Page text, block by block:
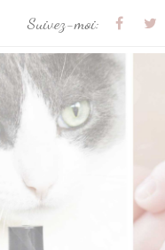
Suivez-moi: